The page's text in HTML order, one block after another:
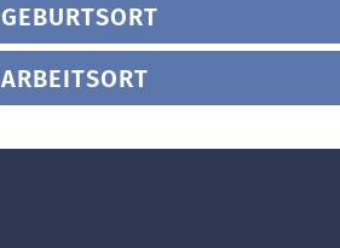
GEBURTSORT
ARBEITSORT